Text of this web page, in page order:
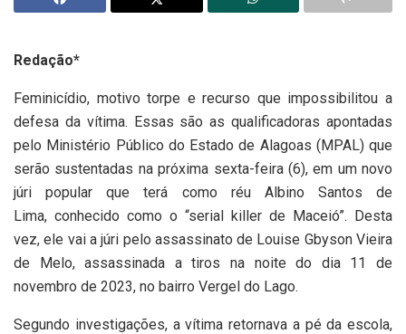
Redação*
Feminicídio, motivo torpe e recurso que impossibilitou a
defesa da vítima. Essas são as qualificadoras apontadas
pelo Ministério Público do Estado de Alagoas (MPAL) que
serão sustentadas na próxima sexta-feira (6), em um novo
júri popular que terá como réu Albino Santos de
Lima, conhecido como o “serial killer de Maceió”. Desta
vez, ele vai a júri pelo assassinato de Louise Gbyson Vieira
de Melo, assassinada a tiros na noite do dia 11 de
novembro de 2023, no bairro Vergel do Lago.
Segundo investigações, a vítima retornava a pé da escola,